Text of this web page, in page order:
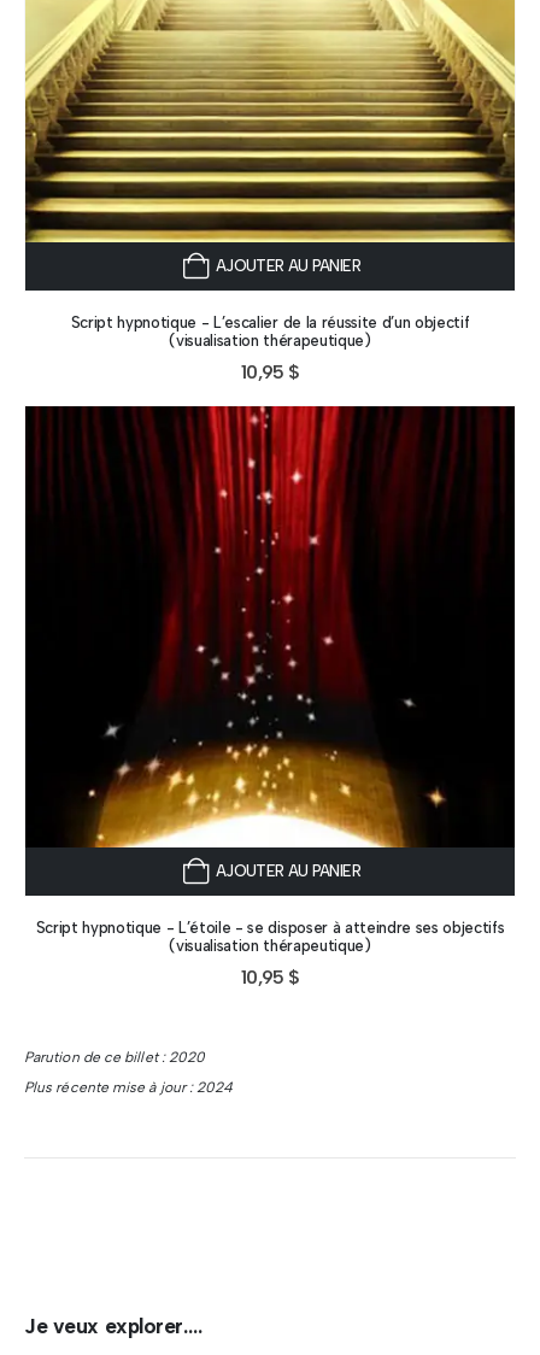
AJOUTER AU PANIER
Script hypnotique - L’escalier de la réussite d’un objectif
(visualisation thérapeutique)
10,95 $
AJOUTER AU PANIER
Script hypnotique - L’étoile - se disposer à atteindre ses objectifs
(visualisation thérapeutique)
10,95 $
Parution de ce billet : 2020
Plus récente mise à jour : 2024
Je veux explorer….